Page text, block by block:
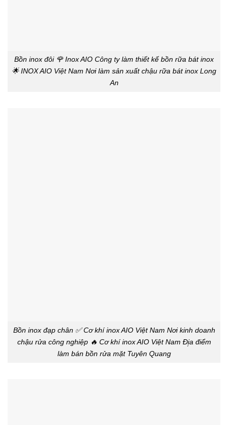
Bồn inox đôi 🌹 Inox AIO Công ty làm thiết kế bồn rữa bát inox
🌟 INOX AIO Việt Nam Nơi làm sản xuất chậu rữa bát inox Long
An
Bồn inox đạp chân ✅ Cơ khí inox AIO Việt Nam Nơi kinh doanh
chậu rửa công nghiệp 🔥 Cơ khí inox AIO Việt Nam Đị̣a điểm
làm bán bồn rửa mặt Tuyên Quang